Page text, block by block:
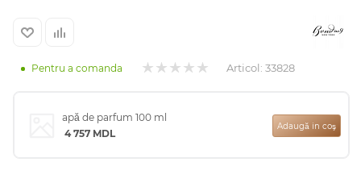
vândute
Pentru a comanda Articol: 33828
apă de parfum 100 ml
4 757 MDL
Adaugă in coş